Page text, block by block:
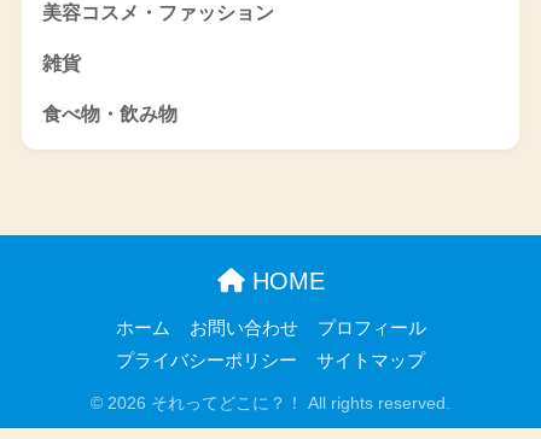
美容コスメ・ファッション
雑貨
食べ物・飲み物
HOME
ホーム お問い合わせ
プロフィール
プライバシーポリシー
サイトマップ
© 2026 それってどこに？！ All rights reserved.